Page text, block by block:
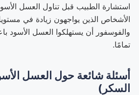
استشارة الطبيب قبل تناول العسل
الأشخاص الذين يواجهون زيادة في
والفوسفور أن يستهلكوا العسل الأسود
تمامًا.
أسئلة شائعة حول العسل
السكر)